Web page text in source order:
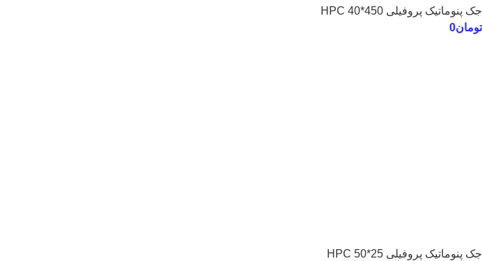
جک پنوماتیک پروفیلی 450*40 HPC
تومان0
جک پنوماتیک پروفیلی 25*50 HPC